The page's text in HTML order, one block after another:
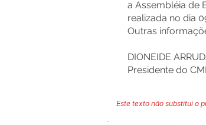
a Assembléia de
realizada no dia
Outras
DIONEIDE
Presidente do
Este texto não substitui o